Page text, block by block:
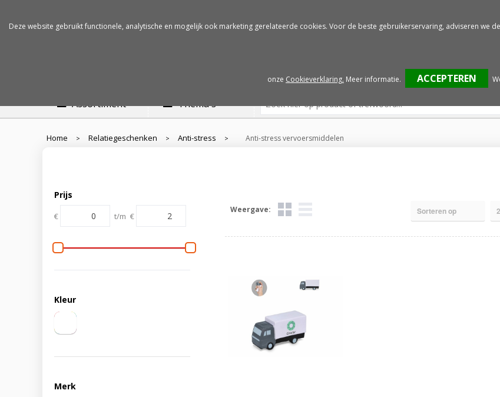
Assortiment Thema's
Home > Relatiegeschenken > Anti-stress > Anti-stress vervoersmiddelen
Prijs
€ t/m €
Kleur
Merk
Weergave:
Deze website gebruikt functionele, analytische en mogelijk ook marketing gerelateerde cookies. Voor de beste gebruikerservaring, adviseren we
onze Cookieverklaring. Meer informatie.